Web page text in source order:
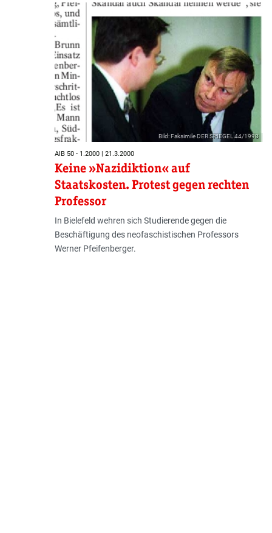
Bild: Faksimile DER SPIEGEL 44/1998
AIB 50 - 1.2000 | 21.3.2000
Keine »Nazidiktion« auf
Staatskosten. Protest gegen rechten
Professor
In Bielefeld wehren sich Studierende gegen die
Beschäftigung des neofaschistischen Professors
Werner Pfeifenberger.